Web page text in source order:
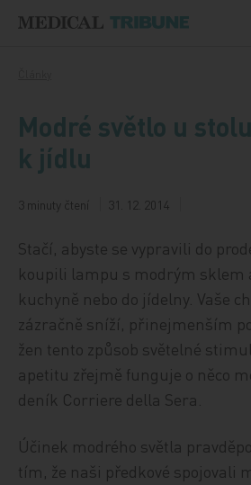
Modré světlo u
k jídlu
3 minuty čtení 31. 12. 2014
Stačí, abyste se vypravili do
koupili lampu s modrým sklem
kuchyně nebo do jídelny. Vaše
zázračně sníží, přinejmenším
žen tento způsob světelné
apetitu zřejmě funguje o něco
deník Corriere della Sera.
Účinek modrého světla
tím, že naši předkové spojovali